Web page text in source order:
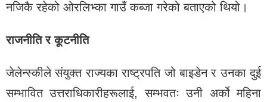
नजिकै रहेको ओरलिभ्का गाउँ कब्जा गरेको बताएको थियो।
राजनीति र कूटनीति
जेलेन्स्कीले संयुक्त राज्यका राष्ट्रपति जो बाइडेन र उनका दुई
सम्भावित उत्तराधिकारीहरूलाई, सम्भवतः उनी अर्को महिना